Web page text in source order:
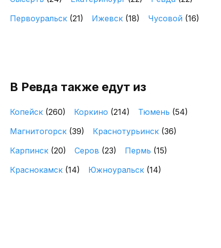
Первоуральск (21) Ижевск (18) Чусовой (16)
В Ревда также едут из
Копейск (260) Коркино (214) Тюмень (54)
Магнитогорск (39) Краснотурьинск (36)
Карпинск (20) Серов (23) Пермь (15)
Краснокамск (14) Южноуральск (14)